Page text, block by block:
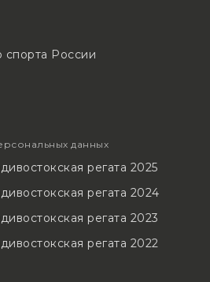
спорта России
данных
регата 2025
регата 2024
регата 2023
регата 2022